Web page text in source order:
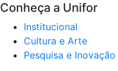
Conheça a Unifor
Institucional
Cultura e Arte
Pesquisa e Inovação